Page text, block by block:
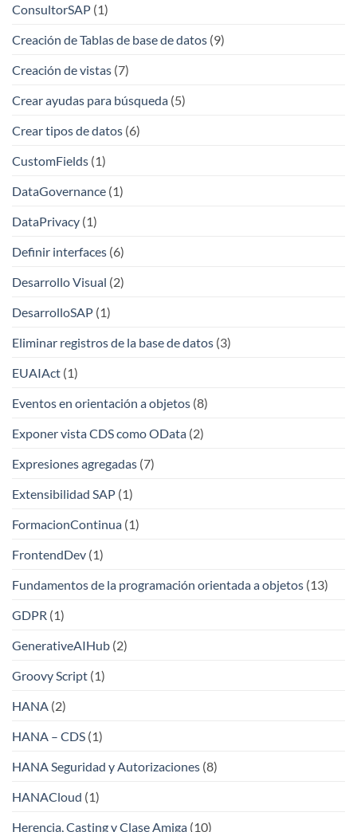
ConsultorSAP (1)
Creación de Tablas de base de datos (9)
Creación de vistas (7)
Crear ayudas para búsqueda (5)
Crear tipos de datos (6)
CustomFields (1)
DataGovernance (1)
DataPrivacy (1)
Definir interfaces (6)
Desarrollo Visual (2)
DesarrolloSAP (1)
Eliminar registros de la base de datos (3)
EUAIAct (1)
Eventos en orientación a objetos (8)
Exponer vista CDS como OData (2)
Expresiones agregadas (7)
Extensibilidad SAP (1)
FormacionContinua (1)
FrontendDev (1)
Fundamentos de la programación orientada a objetos (13)
GDPR (1)
GenerativeAIHub (2)
Groovy Script (1)
HANA (2)
HANA – CDS (1)
HANA Seguridad y Autorizaciones (8)
HANACloud (1)
Herencia, Casting y Clase Amiga (10)